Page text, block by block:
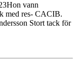
vann
med res- CACIB.
Stort tack för